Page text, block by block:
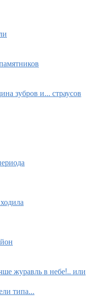
зубров и... страусов
журавль в небе!.. или
типа...